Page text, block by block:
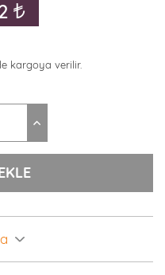
kargoya verilir.